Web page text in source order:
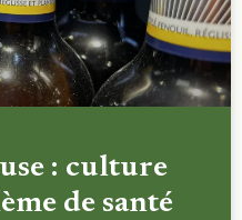
: culture
de santé